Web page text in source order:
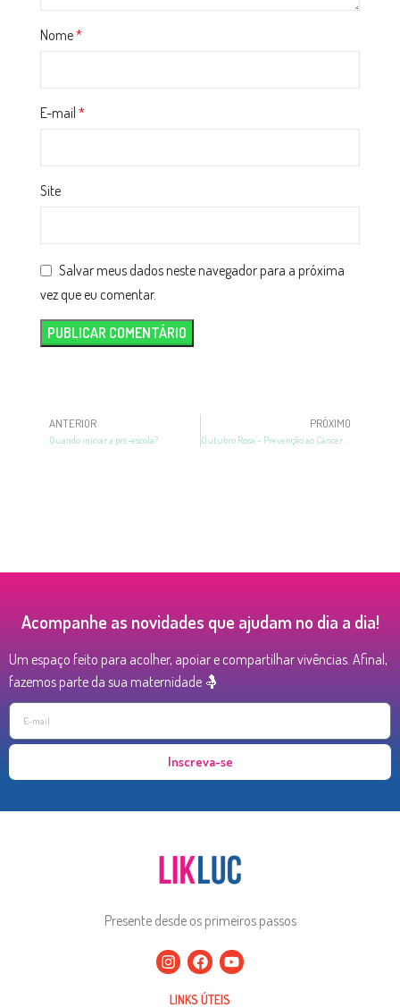
Nome*
E-mail *
Site
Salvar meus dados neste navegador para a próxima
vez que eu comentar.
ANTERIOR
Quando iniciar a pré-escola?
PRÓXIMO
Acompanhe as novidades que ajudam no dia a dia!
Um espaço feito para acolher, apoiar e compartilhar vivências. Afinal,
fazemos parte da sua maternidade 🤱
Inscreva-se
Presente desde os primeiros passos
LINKS ÚTEIS